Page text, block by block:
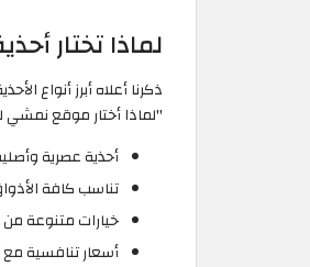
لماذا تختار
ذكرنا أعلاه أبرز أنواع
"لماذا أختار موقع نمشي
أحذية عصرية
تناسب كافة
خيارات متنوعة من
أسعار تنافسية